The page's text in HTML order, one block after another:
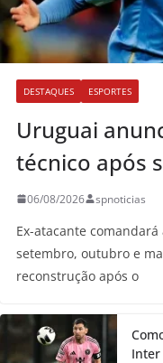
DESTAQUES ESPORTES
Uruguai
técnico após
06/08/2026 spnoticias
Ex-atacante
setembro, outubro e
reconstrução após o
Inter